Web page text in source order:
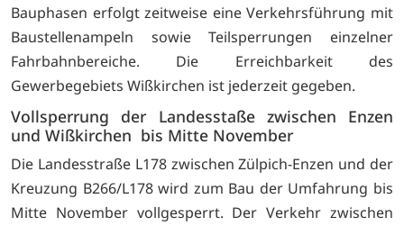
Bauphasen erfolgt zeitweise eine Verkehrsführung mit
Baustellenampeln sowie Teilsperrungen einzelner
Fahrbahnbereiche. Die Erreichbarkeit des
Gewerbegebiets Wißkirchen ist jederzeit gegeben.
Vollsperrung der Landesstaße zwischen Enzen
und Wißkirchen bis Mitte November
Die Landesstraße L178 zwischen Zülpich-Enzen und der
Kreuzung B266/L178 wird zum Bau der Umfahrung bis
Mitte November vollgesperrt. Der Verkehr zwischen